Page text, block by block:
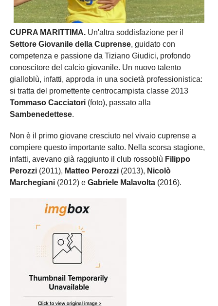
CUPRA MARITTIMA. Un'altra soddisfazione per il
Settore Giovanile della Cuprense, guidato con
competenza e passione da Tiziano Giudici, profondo
conoscitore del calcio giovanile. Un nuovo talento
gialloblù, infatti, approda in una società professionistica:
si tratta del promettente centrocampista classe 2013
Tommaso Cacciatori (foto), passato alla
Sambenedettese.
Non è il primo giovane cresciuto nel vivaio cuprense a
compiere questo importante salto. Nella scorsa stagione,
infatti, avevano già raggiunto il club rossoblù Filippo
Perozzi (2011), Matteo Perozzi (2013), Nicolò
Marchegiani (2012) e Gabriele Malavolta (2016).